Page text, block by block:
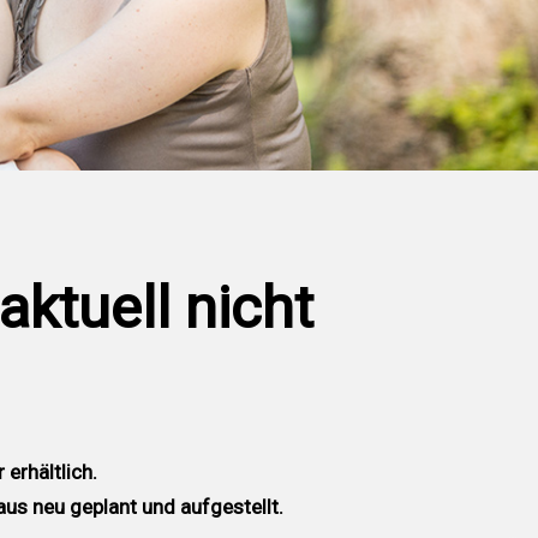
nicht
erhältlich.
neu geplant und aufgestellt.